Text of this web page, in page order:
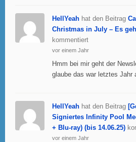
HellYeah hat den Beitrag
Christmas in July – Es
kommentiert
vor einem Jahr
Hmm bei mir geht der
glaube das war letztes Jahr
HellYeah hat den Beitrag
Signiertes Infinity Pool
+ Blu-ray) (bis 14.06.25)
vor einem Jahr